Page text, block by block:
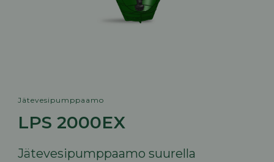
Jätevesipumppaamo
LPS 2000EX
Jätevesipumppaamo suurella